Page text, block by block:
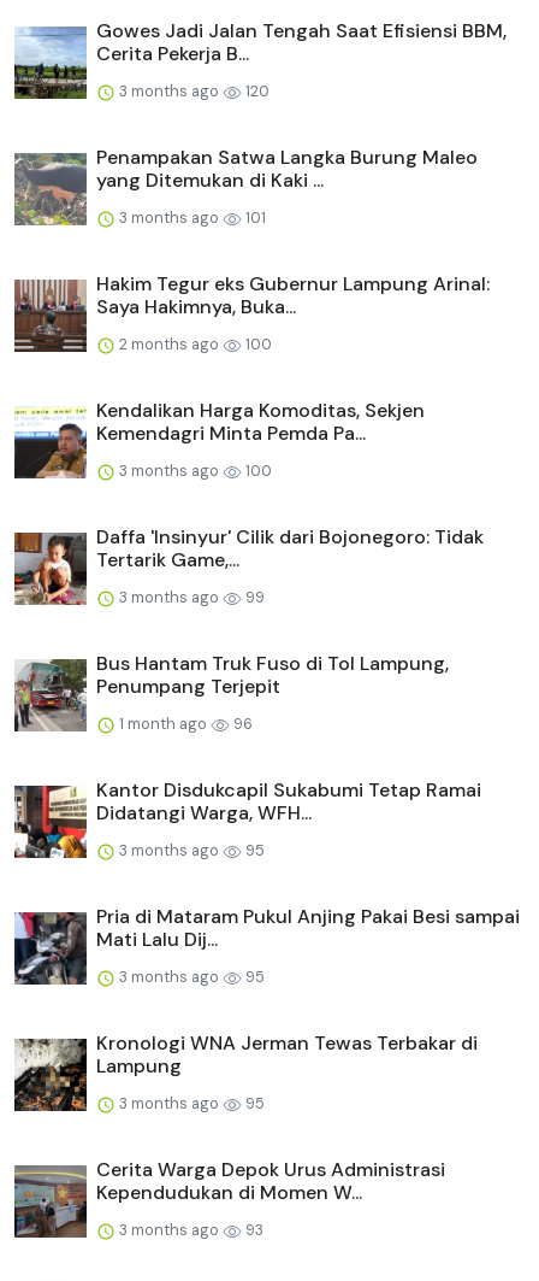
Gowes Jadi Jalan Tengah Saat Efisiensi BBM,
Cerita Pekerja B...
3 months ago 120
Penampakan Satwa Langka Burung Maleo
yang Ditemukan di Kaki ...
3 months ago 101
Hakim Tegur eks Gubernur Lampung Arinal:
Saya Hakimnya, Buka...
2 months ago 100
Kendalikan Harga Komoditas, Sekjen
Kemendagri Minta Pemda Pa...
3 months ago 100
Daffa 'Insinyur' Cilik dari Bojonegoro: Tidak
Tertarik Game,...
3 months ago 99
Bus Hantam Truk Fuso di Tol Lampung,
Penumpang Terjepit
1 month ago 96
Kantor Disdukcapil Sukabumi Tetap Ramai
Didatangi Warga, WFH...
3 months ago 95
Pria di Mataram Pukul Anjing Pakai Besi sampai
Mati Lalu Dij...
3 months ago 95
Kronologi WNA Jerman Tewas Terbakar di
Lampung
3 months ago 95
Cerita Warga Depok Urus Administrasi
Kependudukan di Momen W...
3 months ago 93